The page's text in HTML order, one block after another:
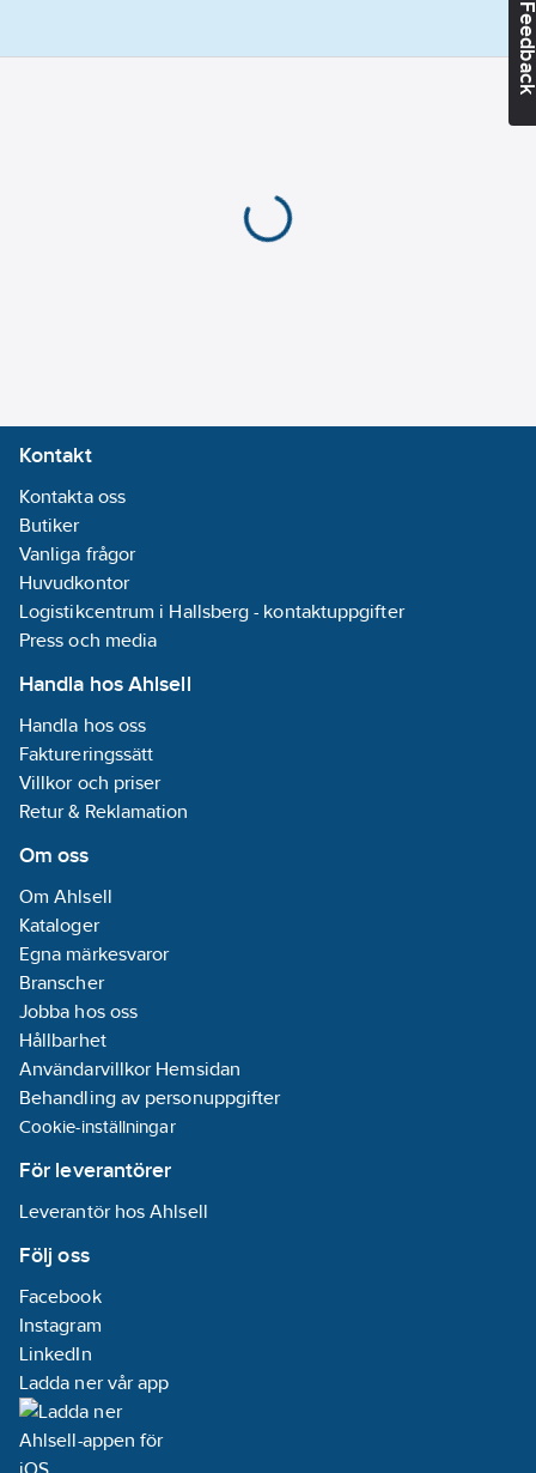
01
Kontakt
Kontakta oss
Butiker
Vanliga frågor
Huvudkontor
Logistikcentrum i Hallsberg - kontaktuppgifter
Press och media
Handla hos Ahlsell
Handla hos oss
Faktureringssätt
Villkor och priser
Retur & Reklamation
Om oss
Om Ahlsell
Kataloger
Egna märkesvaror
Branscher
Jobba hos oss
Hållbarhet
Användarvillkor Hemsidan
Behandling av personuppgifter
Cookie-inställningar
För leverantörer
Leverantör hos Ahlsell
Följ oss
Facebook
Instagram
LinkedIn
Ladda ner vår app